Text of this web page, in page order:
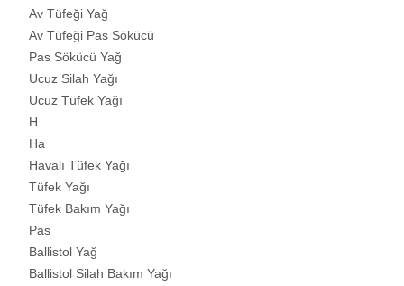
Av Tüfeği Yağ
Av Tüfeği Pas Sökücü
Pas Sökücü Yağ
Ucuz Silah Yağı
Ucuz Tüfek Yağı
H
Ha
Havalı Tüfek Yağı
Tüfek Yağı
Tüfek Bakım Yağı
Pas
Ballistol Yağ
Ballistol Silah Bakım Yağı